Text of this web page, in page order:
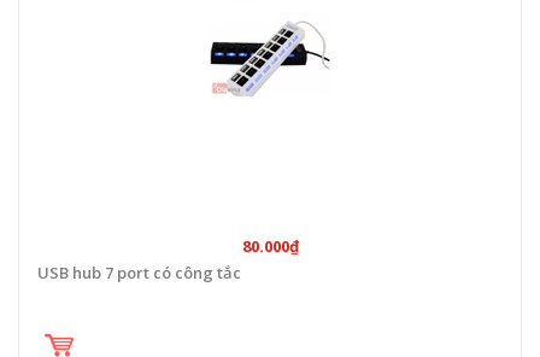
80.000₫
USB hub 7 port có công tắc